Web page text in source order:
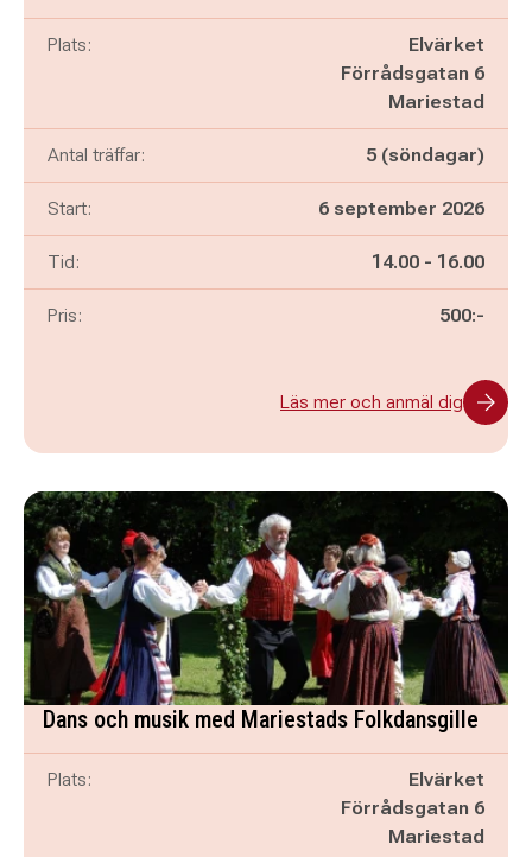
Plats:
Elvärket
Förrådsgatan 6
Mariestad
Antal träffar: 5 (söndagar)
Start: 6 september 2026
Tid: Pågår mellan
14.00 - och
16.00
Pris: 500:-
Läs mer och anmäl dig
Dans och musik med Mariestads Folkdansgille
Plats:
Elvärket
Förrådsgatan 6
Mariestad